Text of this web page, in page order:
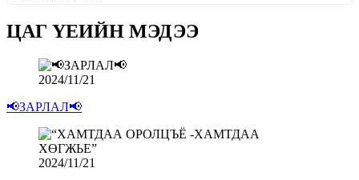
ЦАГ ҮЕИЙН МЭДЭЭ
2024/11/21
📢ЗАРЛАЛ📢
2024/11/21